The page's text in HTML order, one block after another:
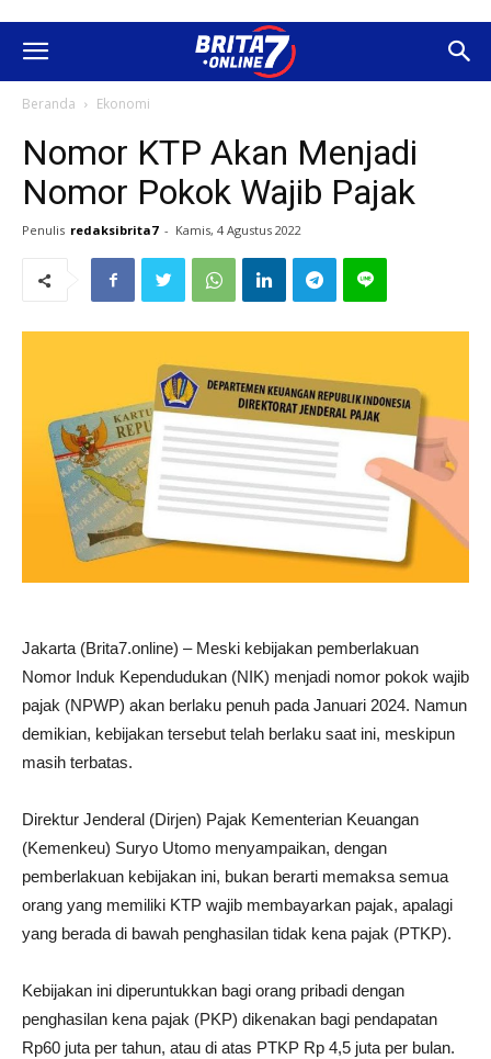
Beranda Ekonomi
Nomor KTP Akan Menjadi
Nomor Pokok Wajib Pajak
Penulis redaksibrita7 - Kamis, 4 Agustus 2022
Jakarta (Brita7.online) – Meski kebijakan pemberlakuan
Nomor Induk Kependudukan (NIK) menjadi nomor pokok wajib
pajak (NPWP) akan berlaku penuh pada Januari 2024. Namun
demikian, kebijakan tersebut telah berlaku saat ini, meskipun
masih terbatas.
Direktur Jenderal (Dirjen) Pajak Kementerian Keuangan
(Kemenkeu) Suryo Utomo menyampaikan, dengan
pemberlakuan kebijakan ini, bukan berarti memaksa semua
orang yang memiliki KTP wajib membayarkan pajak, apalagi
yang berada di bawah penghasilan tidak kena pajak (PTKP).
Kebijakan ini diperuntukkan bagi orang pribadi dengan
penghasilan kena pajak (PKP) dikenakan bagi pendapatan
Rp60 juta per tahun, atau di atas PTKP Rp 4,5 juta per bulan.